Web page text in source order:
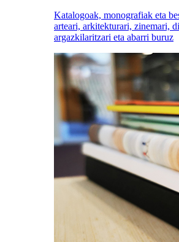
Katalogoak, monografiak eta
arteari, arkitekturari, zinemari,
argazkilaritzari eta abarri buruz